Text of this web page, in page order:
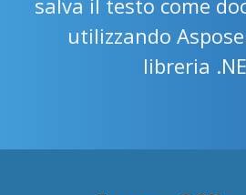
utilizzando
libreria